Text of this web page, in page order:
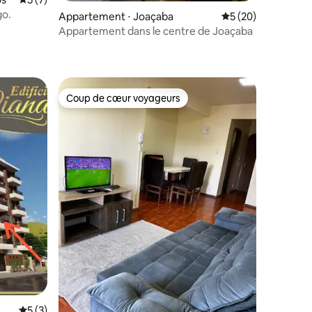
: 5 sur 5
Appartement ⋅ Joaçaba Évaluation
5 (20)
Appartement dans le centre de Joaçaba
Coup de cœur voyageurs
Coup de cœur voyageurs